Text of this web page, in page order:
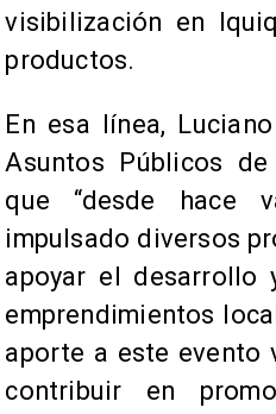
visibilización en
productos.
En esa línea,
Asuntos Públicos
que “desde hace
impulsado diversos
apoyar el desarrollo
emprendimientos
aporte a este evento
contribuir en